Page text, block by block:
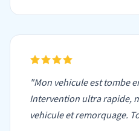
"Mon vehicule est tombe
Intervention ultra rapide,
vehicule et remorquage.